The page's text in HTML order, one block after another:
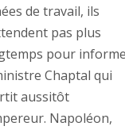
de travail, ils
pas plus
pour
Chaptal qui
aussitôt
Napoléon,